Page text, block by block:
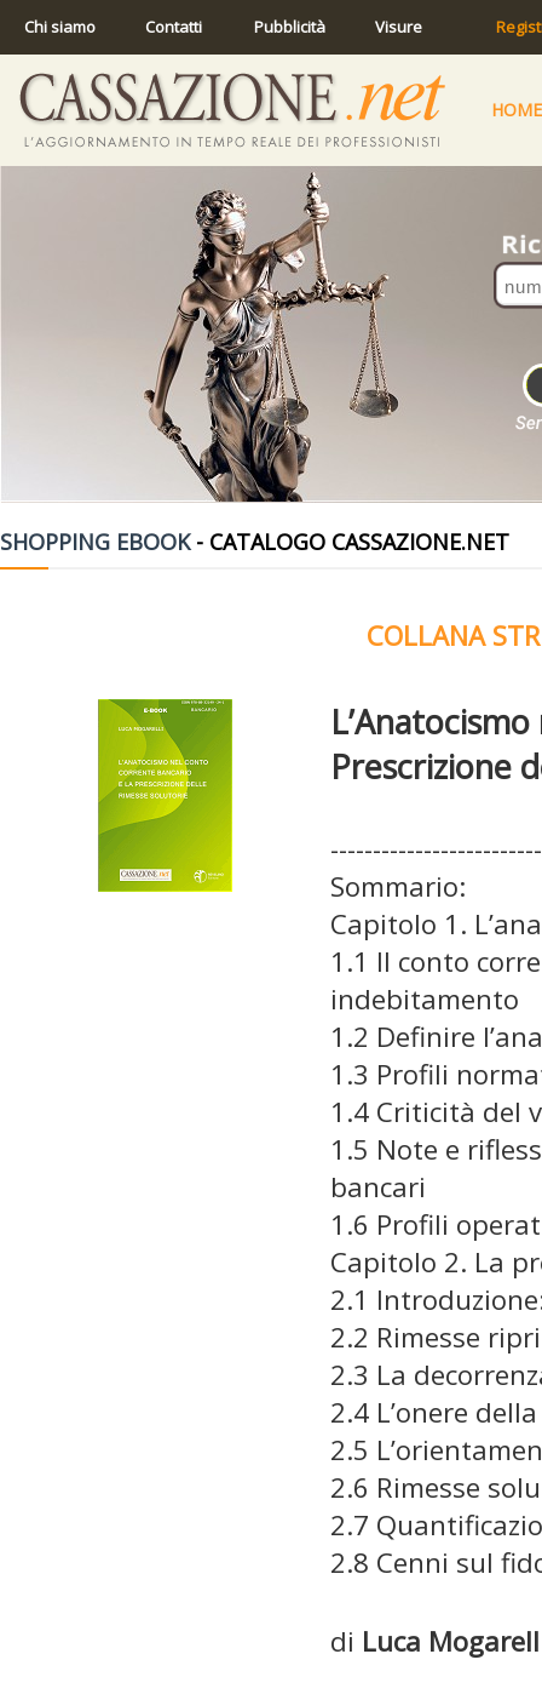
Chi siamo Contatti Pubblicità Visure
HOME
SHOPPING EBOOK- CATALOGO CASSAZIONE.NET
COLLANA
Prescrizione
Sommario:
Capitolo 1.
1.1 Il conto
indebitamento
1.2 Definire
1.3 Profili
1.4 Criticità del
1.5 Note e
bancari
1.6 Profili
Capitolo 2. La
2.1
2.2 Rimesse
2.3 La
2.4 L’onere
2.5
2.6 Rimesse
2.7
2.8 Cenni sul
di Luca